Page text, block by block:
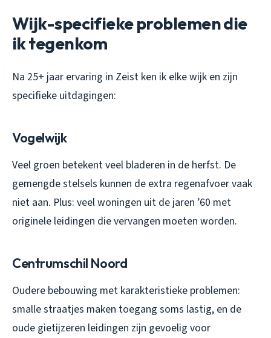
Wijk-specifieke problemen die
ik tegenkom
Na 25+ jaar ervaring in Zeist ken ik elke wijk en zijn
specifieke uitdagingen:
Vogelwijk
Veel groen betekent veel bladeren in de herfst. De
gemengde stelsels kunnen de extra regenafvoer vaak
niet aan. Plus: veel woningen uit de jaren ’60 met
originele leidingen die vervangen moeten worden.
Centrumschil Noord
Oudere bebouwing met karakteristieke problemen:
smalle straatjes maken toegang soms lastig, en de
oude gietijzeren leidingen zijn gevoelig voor